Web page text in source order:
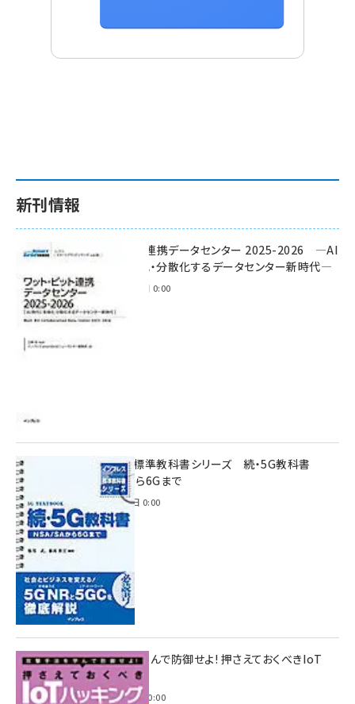
新刊情報
ワット・ビット連携データセンター 2025-2026 ―AI
時代に多様化・分散化するデータセンター新時代―
2025年11月28日 0:00
インプレス標準教科書シリーズ 続・5G教科書
NSA/SAから6Gまで
2023年4月3日 0:00
攻撃手法を学んで防御せよ! 押さえておくべきIoT
ハッキング
2022年6月14日 0:00